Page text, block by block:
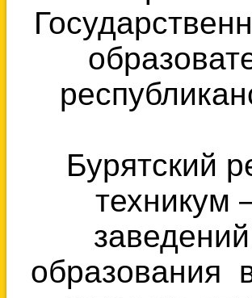
Бурятский
техникум
образования